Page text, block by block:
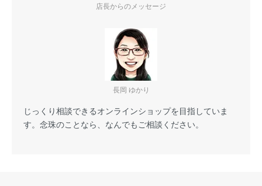
店長からのメッセージ
長岡 ゆかり
じっくり相談できるオンラインショップを目指していま
す。念珠のことなら、なんでもご相談ください。